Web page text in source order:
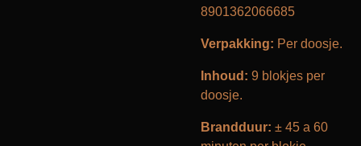
8901362066685
Verpakking: Per doosje.
Inhoud: 9 blokjes per
doosje.
Brandduur: ± 45 a 60